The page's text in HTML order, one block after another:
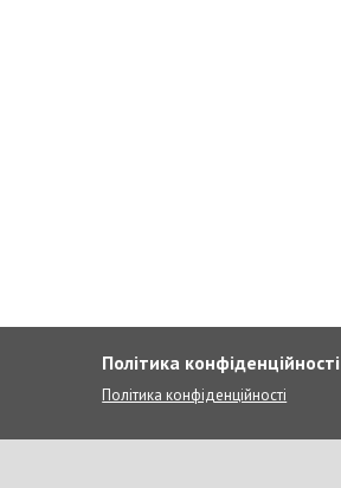
Політика конфіденційності
Політика конфіденційності